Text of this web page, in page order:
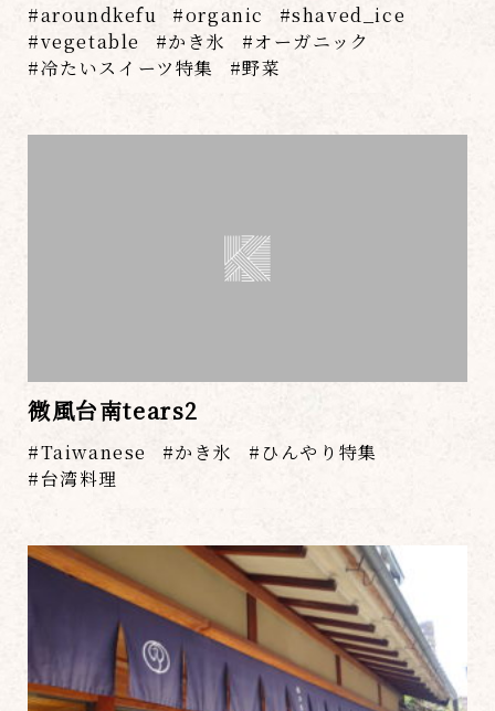
aroundkefu organic
shaved_ice
vegetable
かき氷
オーガニック
冷たいスイーツ特集
野菜
微風台南tears2
Taiwanese かき氷
ひんやり特集
台湾料理